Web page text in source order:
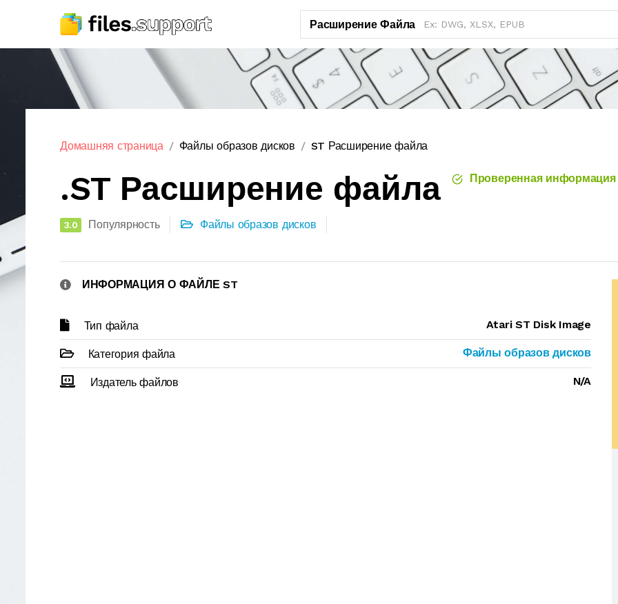
Расширение Файла
Домашняя страница Файлы образов дисков ST Расширение файла
.ST Расширение файла Проверенная информация
3.0 Популярность Файлы образов дисков
ИНФОРМАЦИЯ О ФАЙЛЕ ST
Тип файла Atari ST Disk Image
Категория файла Файлы образов дисков
Издатель файлов N/A